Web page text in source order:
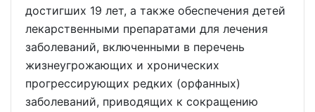
достигших 19 лет, а также обеспечения детей
лекарственными препаратами для лечения
заболеваний, включенными в перечень
жизнеугрожающих и хронических
прогрессирующих редких (орфанных)
заболеваний, приводящих к сокращению